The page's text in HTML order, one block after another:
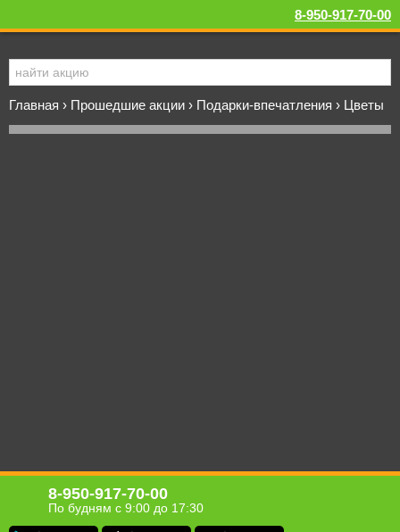
8-950-917-70-00
Главная › Прошедшие акции › Подарки-впечатления › Цветы
8-950-917-70-00
По будням с 9:00 до 17:30